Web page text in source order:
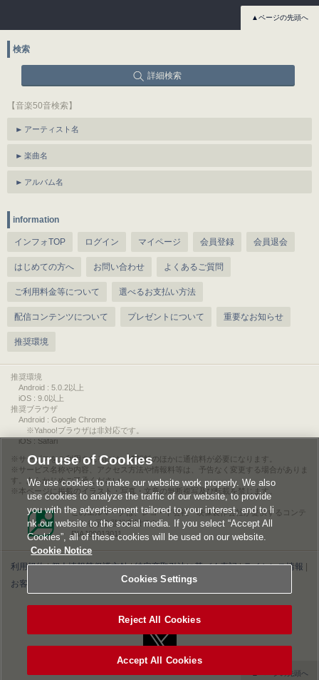
▲ページの先頭へ
検索
詳細検索
【音楽50音検索】
アーティスト名
楽曲名
アルバム名
information
インフォTOP ログイン マイページ 会員登録 会員退会
はじめての方へ お問い合わせ よくあるご質問
ご利用料金等について 選べるお支払い方法
配信コンテンツについて プレゼントについて 重要なお知らせ
推奨環境
推奨環境
Android : 5.0.2以上
iOS : 9.0以上
推奨ブラウザ
Android : Google Chrome
※Yahoo!ブラウザは非対応です。
iOS : Safari
サービスをご利用されるには、情報料のほかに通信料が必要になります。
サービス名称や内容、アクセス方法や情報料等は、予告なく変更する場合がありま
す。あらかじめご了承ください。
本ページに掲載のイラスト・写真・文章の無断複写及び転載を禁じます。
このエルマークは、レコード会社・映像製作会社が提供するコンテ
ンツを示す登録商標です。
RIAJ00013011
利用規約|個人情報等保護方針|特定商取引法に基づく表記|ライセンス情報
お客様情報の外部送信について|Cookies Settings
▲ページの先頭へ
Our use of Cookies
We use cookies to make our website work properly. We also
use cookies to analyze the traffic of our website, to provide
you with the advertisement tailored to your interest, and to li
nk our website to the social media. If you select “Accept All
Cookies”, all of these cookies will be used on our website.
Cookie Notice
Cookies Settings
Reject All Cookies
Accept All Cookies